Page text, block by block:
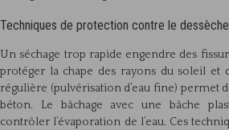
Techniques de protection contre le
Un séchage trop rapide engendre des
protéger la chape des rayons du soleil et
régulière (pulvérisation d’eau fine) permet
béton. Le bâchage avec une bâche
contrôler l’évaporation de l’eau. Ces